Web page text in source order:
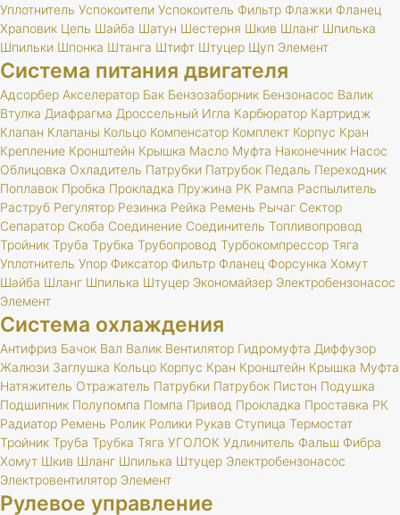
Уплотнитель Успокоители Успокоитель Фильтр Флажки Фланец
Храповик Цепь Шайба Шатун Шестерня Шкив Шланг Шпилька
Шпильки Шпонка Штанга Штифт Штуцер Щуп Элемент
Система питания двигателя
Адсорбер Акселератор Бак Бензозаборник Бензонасос Валик
Втулка Диафрагма Дроссельный Игла Карбюратор Картридж
Клапан Клапаны Кольцо Компенсатор Комплект Корпус Кран
Крепление Кронштейн Крышка Масло Муфта Наконечник Насос
Облицовка Охладитель Патрубки Патрубок Педаль Переходник
Поплавок Пробка Прокладка Пружина РК Рампа Распылитель
Раструб Регулятор Резинка Рейка Ремень Рычаг Сектор
Сепаратор Скоба Соединение Соединитель Топливопровод
Тройник Труба Трубка Трубопровод Турбокомпрессор Тяга
Уплотнитель Упор Фиксатор Фильтр Фланец Форсунка Хомут
Шайба Шланг Шпилька Штуцер Экономайзер Электробензонасос
Элемент
Система охлаждения
Антифриз Бачок Вал Валик Вентилятор Гидромуфта Диффузор
Жалюзи Заглушка Кольцо Корпус Кран Кронштейн Крышка Муфта
Натяжитель Отражатель Патрубки Патрубок Пистон Подушка
Подшипник Полупомпа Помпа Привод Прокладка Проставка РК
Радиатор Ремень Ролик Ролики Рукав Ступица Термостат
Тройник Труба Трубка Тяга УГОЛОК Удлинитель Фальш Фибра
Хомут Шкив Шланг Шпилька Штуцер Электробензонасос
Электровентилятор Элемент
Рулевое управление